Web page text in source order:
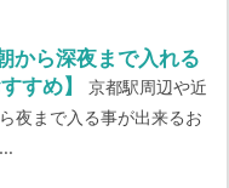
から深夜まで入れる
すめ】
京都駅周辺や近
夜まで入る事が出来るお